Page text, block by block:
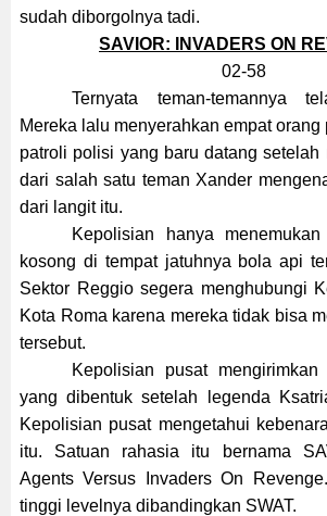
sudah diborgolnya tadi.
SAVIOR: INVADERS ON
02-58
Ternyata teman-temannya
Mereka lalu menyerahkan empat
patroli polisi yang baru datang setelah
dari salah satu teman Xander
dari langit itu.
Kepolisian hanya
kosong di tempat jatuhnya bola api
Sektor Reggio segera menghubungi
Kota Roma karena mereka tidak bisa
tersebut.
Kepolisian pusat mengirimkan
yang dibentuk setelah legenda
Kepolisian pusat mengetahui
itu. Satuan rahasia itu bernama
Agents Versus Invaders On
tinggi levelnya dibandingkan SWAT.